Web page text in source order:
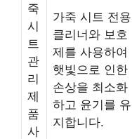
죽
시
트
관
리
제
품
사
가죽 시트 전용
클리너와 보호
제를 사용하여
햇빛으로 인한
손상을 최소화
하고 윤기를 유
지합니다.